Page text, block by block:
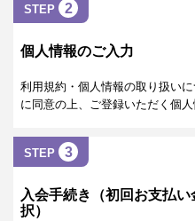
STEP 2
個人情報のご入力
利用規約・個人情報の取り扱い
に同意の上、ご登録いただく個
STEP 3
入会手続き（初回お支払
択）